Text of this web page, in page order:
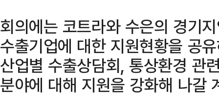
회의에는 코트라와 수은의 경기
수출기업에 대한 지원현황을 공
산업별 수출상담회, 통상환경 관
분야에 대해 지원을 강화해 나갈